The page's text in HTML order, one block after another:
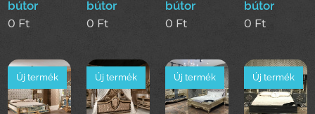
bútor
0 Ft
bútor
0 Ft
bútor
0 Ft
bútor
0 Ft
Új termék Új termék Új termék Új termék